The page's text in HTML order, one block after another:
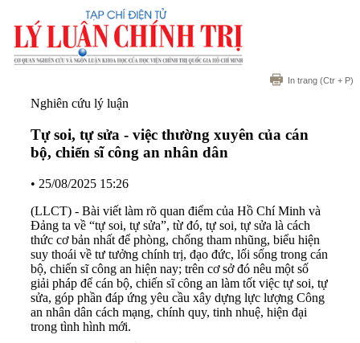
In trang (Ctr + P)
Nghiên cứu lý luận
Tự soi, tự sửa - việc thường xuyên của cán
bộ, chiến sĩ công an nhân dân
• 25/08/2025 15:26
(LLCT) - Bài viết làm rõ quan điểm của Hồ Chí Minh và
Đảng ta về “tự soi, tự sửa”, từ đó, tự soi, tự sửa là cách
thức cơ bản nhất để phòng, chống tham nhũng, biểu hiện
suy thoái về tư tưởng chính trị, đạo đức, lối sống trong cán
bộ, chiến sĩ công an hiện nay; trên cơ sở đó nêu một số
giải pháp để cán bộ, chiến sĩ công an làm tốt việc tự soi, tự
sửa, góp phần đáp ứng yêu cầu xây dựng lực lượng Công
an nhân dân cách mạng, chính quy, tinh nhuệ, hiện đại
trong tình hình mới.